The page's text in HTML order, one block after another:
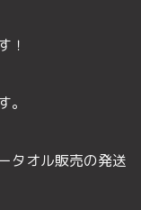
！
タオル販売の発送